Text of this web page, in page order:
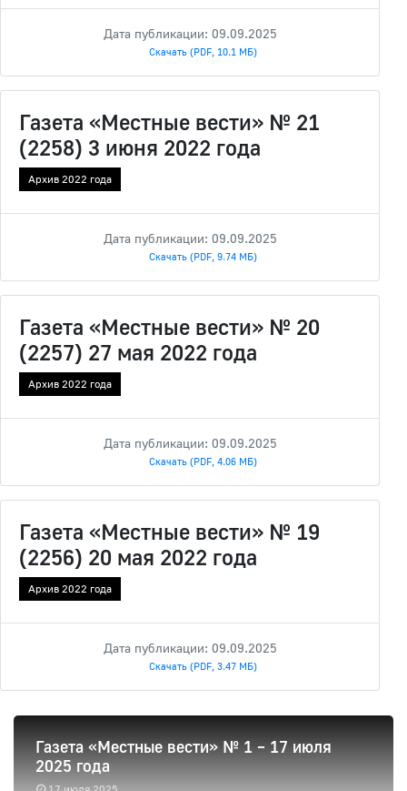
Дата публикации: 09.09.2025
Скачать (PDF, 10.1 МБ)
Газета «Местные вести» № 21
(2258) 3 июня 2022 года
Архив 2022 года
Дата публикации: 09.09.2025
Скачать (PDF, 9.74 МБ)
Газета «Местные вести» № 20
(2257) 27 мая 2022 года
Архив 2022 года
Дата публикации: 09.09.2025
Скачать (PDF, 4.06 МБ)
Газета «Местные вести» № 19
(2256) 20 мая 2022 года
Архив 2022 года
Дата публикации: 09.09.2025
Скачать (PDF, 3.47 МБ)
Газета «Местные вести» № 1 – 17 июля
2025 года